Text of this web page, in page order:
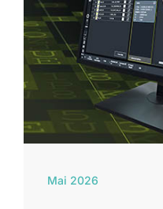
Mai 2026